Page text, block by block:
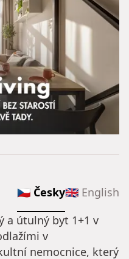
🇨🇿 Česky🇬🇧 English
a útulný byt 1+1 v
v
nemocnice, který